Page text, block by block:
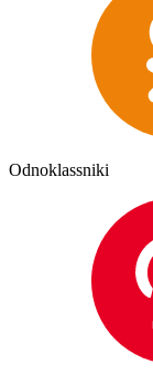
Odnoklassniki